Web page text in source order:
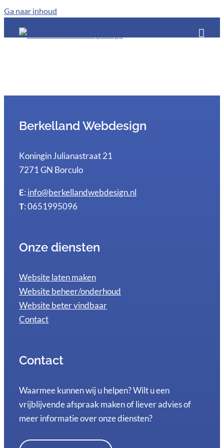
Ga naar inhoud
Berkelland Webdesign
Koningin Julianastraat 21
7271 GN Borculo
E: info@berkellandwebdesign.nl
T: 0651995096
Onze diensten
Website laten maken
Website beheer/onderhoud
Website beter vindbaar
Contact
Contact
Waarmee kunnen wij u helpen? Wilt u een
vrijblijvende afspraak maken of liever advies of
meer informatie over onze diensten?